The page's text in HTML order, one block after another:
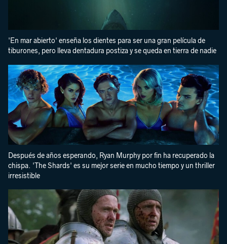
'En mar abierto' enseña los dientes para ser una gran película de
tiburones, pero lleva dentadura postiza y se queda en tierra de nadie
Después de años esperando, Ryan Murphy por fin ha recuperado la
chispa. 'The Shards' es su mejor serie en mucho tiempo y un thriller
irresistible